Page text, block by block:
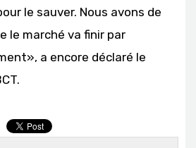
le sauver. Nous avons de
le marché va finir par
a encore déclaré le